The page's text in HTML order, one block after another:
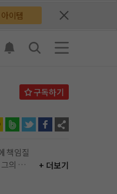
아이템
+ 더보기